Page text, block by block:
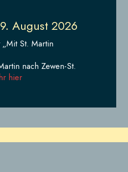
August 2026
St. Martin
nach Zewen-St.
hier